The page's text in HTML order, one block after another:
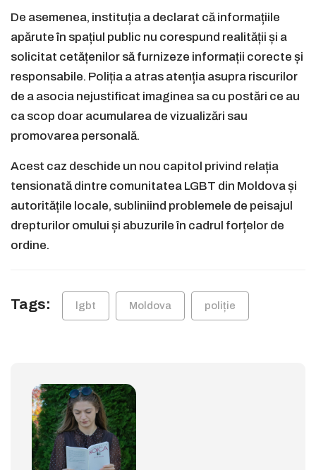
De asemenea, instituția a declarat că informațiile
apărute în spațiul public nu corespund realității și a
solicitat cetățenilor să furnizeze informații corecte și
responsabile. Poliția a atras atenția asupra riscurilor
de a asocia nejustificat imaginea sa cu postări ce au
ca scop doar acumularea de vizualizări sau
promovarea personală.
Acest caz deschide un nou capitol privind relația
tensionată dintre comunitatea LGBT din Moldova și
autoritățile locale, subliniind problemele de peisajul
drepturilor omului și abuzurile în cadrul forțelor de
ordine.
Tags: lgbt Moldova poliție